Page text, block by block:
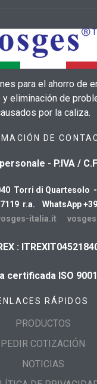
para el ahorro de
eliminación de
por la caliza.
DE
- P.IVA /
Torri di Quartesolo
r.a. WhatsApp
italia.it
:
certificada ISO
RÁPIDOS
PRODUCTOS
PEDIR COTIZACIÓN
NOTICIAS